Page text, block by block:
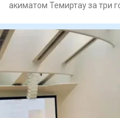
акиматом Темиртау за три